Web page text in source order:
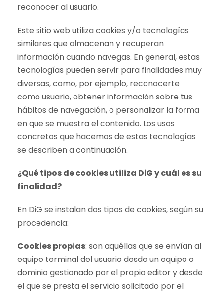
reconocer al usuario.
Este sitio web utiliza cookies y/o tecnologías
similares que almacenan y recuperan
información cuando navegas. En general, estas
tecnologías pueden servir para finalidades muy
diversas, como, por ejemplo, reconocerte
como usuario, obtener información sobre tus
hábitos de navegación, o personalizar la forma
en que se muestra el contenido. Los usos
concretos que hacemos de estas tecnologías
se describen a continuación.
¿Qué tipos de cookies utiliza DiG y cuál es su
finalidad?
En DiG se instalan dos tipos de cookies, según su
procedencia:
Cookies propias: son aquéllas que se envían al
equipo terminal del usuario desde un equipo o
dominio gestionado por el propio editor y desde
el que se presta el servicio solicitado por el